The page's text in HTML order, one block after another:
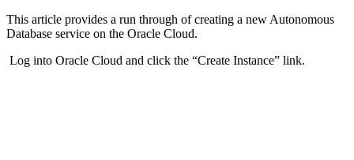
This article provides a run through of creating a new Autonomous
Database service on the Oracle Cloud.
Log into Oracle Cloud and click the “Create Instance” link.